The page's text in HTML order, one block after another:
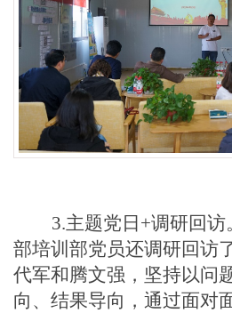
3.主题党 日 +调研回访
部培训部党员还调研回访
代军和腾文强，坚持以问
向、结果导向，通过面对